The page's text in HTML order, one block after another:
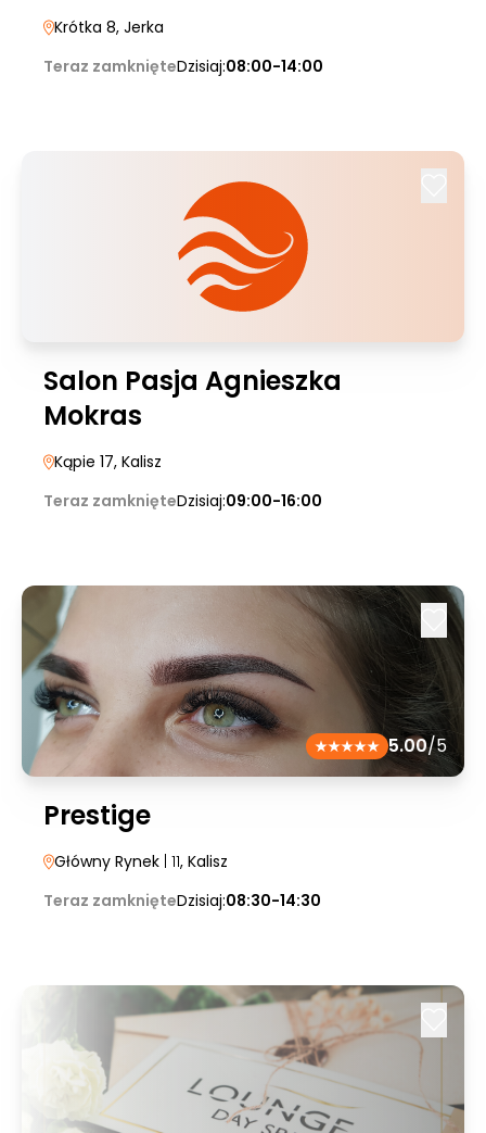
Krótka 8, Jerka
Teraz zamknięteDzisiaj:08:00-14:00
Salon Pasja Agnieszka
Mokras
Kąpie 17, Kalisz
Teraz zamknięteDzisiaj:09:00-16:00
5.00/5
Prestige
Główny Rynek | 11, Kalisz
Teraz zamknięteDzisiaj:08:30-14:30